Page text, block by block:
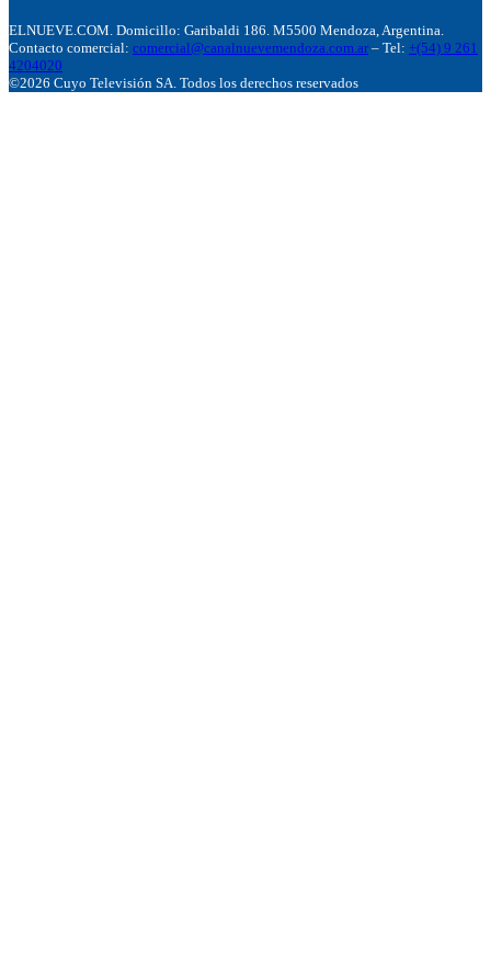
ELNUEVE.COM. Domicillo: Garibaldi 186. M5500 Mendoza, Argentina.
Contacto comercial: comercial@canalnuevemendoza.com.ar – Tel: +(54) 9 261
4204020
©2026 Cuyo Televisión SA. Todos los derechos reservados